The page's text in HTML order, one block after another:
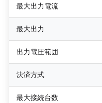
最大出力電流
最大出力
出力電圧範囲
決済方式
最大接続台数